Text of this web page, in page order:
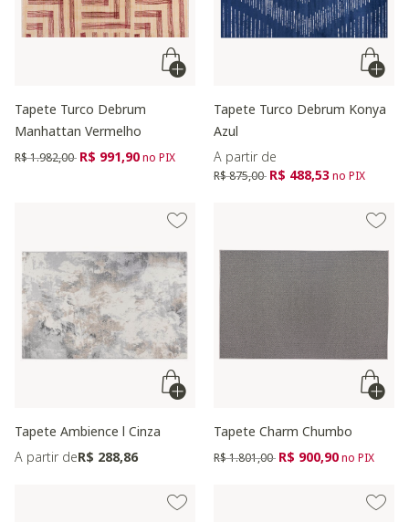
Tapete Turco Debrum
Manhattan Vermelho
Preço reduzido de
R$ 1.982,00 para
R$ 991,90no PIX
Tapete Turco Debrum Konya
Azul
A partir de
Preço reduzido de
R$ 875,00 para
R$ 488,53no PIX
Tapete Ambience l Cinza
A partir deR$ 288,86
Tapete Charm Chumbo
Preço reduzido de
R$ 1.801,00 para
R$ 900,90no PIX